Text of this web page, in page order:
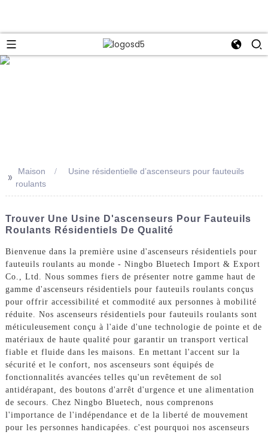
>> Maison
Usine résidentielle d’ascenseurs pour fauteuils
roulants
Trouver Une Usine D'ascenseurs Pour Fauteuils
Roulants Résidentiels De Qualité
Bienvenue dans la première usine d'ascenseurs résidentiels pour
fauteuils roulants au monde - Ningbo Bluetech Import & Export
Co., Ltd. Nous sommes fiers de présenter notre gamme haut de
gamme d'ascenseurs résidentiels pour fauteuils roulants conçus
pour offrir accessibilité et commodité aux personnes à mobilité
réduite. Nos ascenseurs résidentiels pour fauteuils roulants sont
méticuleusement conçu à l'aide d'une technologie de pointe et de
matériaux de haute qualité pour garantir un transport vertical
fiable et fluide dans les maisons. En mettant l'accent sur la
sécurité et le confort, nos ascenseurs sont équipés de
fonctionnalités avancées telles qu'un revêtement de sol
antidérapant, des boutons d'arrêt d'urgence et une alimentation
de secours. Chez Ningbo Bluetech, nous comprenons
l'importance de l'indépendance et de la liberté de mouvement
pour les personnes handicapées. c'est pourquoi nos ascenseurs